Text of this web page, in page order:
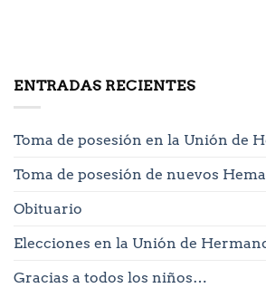
ENTRADAS RECIENTES
Toma de posesión en la Unión de
Toma de posesión de nuevos
Obituario
Elecciones en la Unión de
Gracias a todos los niños…